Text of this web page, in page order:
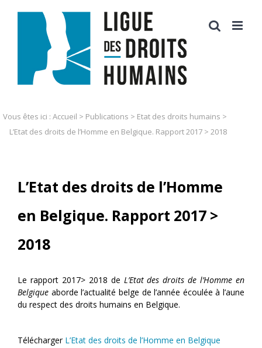
Vous êtes ici : Accueil > Publications > Etat des droits humains >
L’Etat des droits de l’Homme en Belgique. Rapport 2017 > 2018
L’Etat des droits de l’Homme
en Belgique. Rapport 2017 >
2018
Le rapport 2017> 2018 de L’Etat des droits de l’Homme en
Belgique aborde l’actualité belge de l’année écoulée à l’aune
du respect des droits humains en Belgique.
Télécharger L’Etat des droits de l’Homme en Belgique